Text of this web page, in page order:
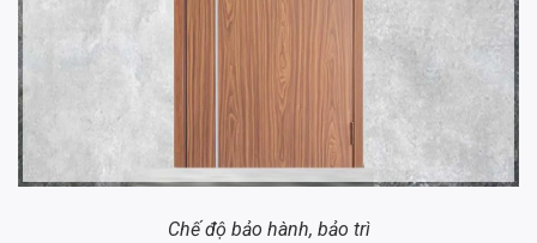
Chế độ bảo hành, bảo trì